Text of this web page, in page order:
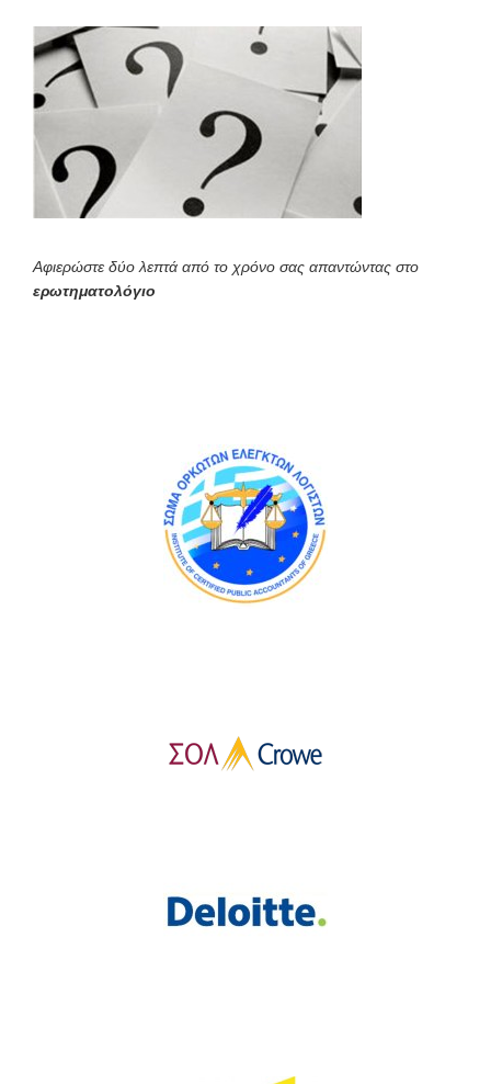
Αφιερώστε δύο λεπτά από το χρόνο σας απαντώντας στο
ερωτηματολόγιο